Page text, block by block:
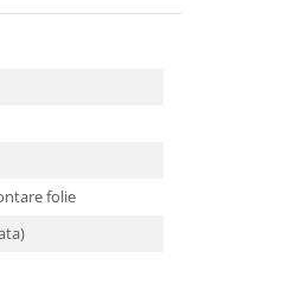
folie